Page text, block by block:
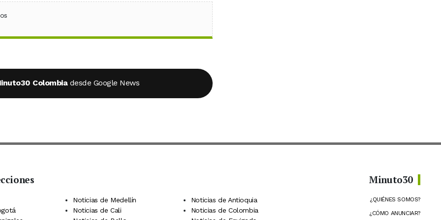
WhatsApp
Colombia desde Google News
Noticias de Medellín
Noticias de Antioquia
Noticias de Cali
Noticias de Colombia
Minuto30
¿QUIÉNES SOMOS?
¿CÓMO ANUNCIAR?